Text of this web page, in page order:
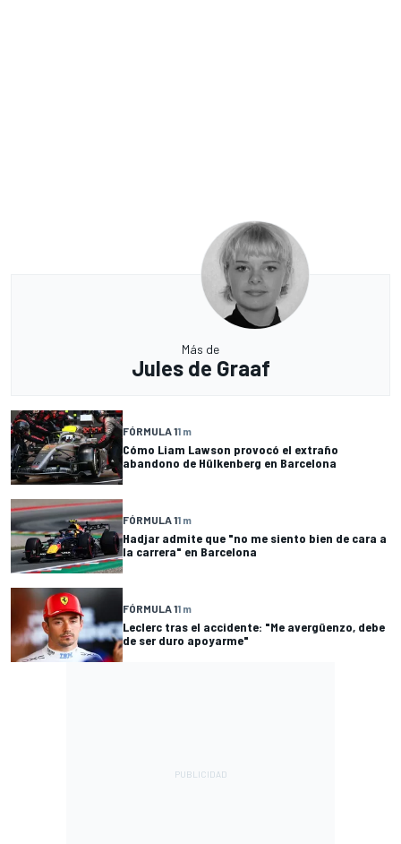
Más de
Jules de Graaf
FÓRMULA 11 m
Cómo Liam Lawson provocó el extraño
abandono de Hülkenberg en Barcelona
FÓRMULA 11 m
Hadjar admite que "no me siento bien de cara a
la carrera" en Barcelona
FÓRMULA 11 m
Leclerc tras el accidente: "Me avergüenzo, debe
de ser duro apoyarme"